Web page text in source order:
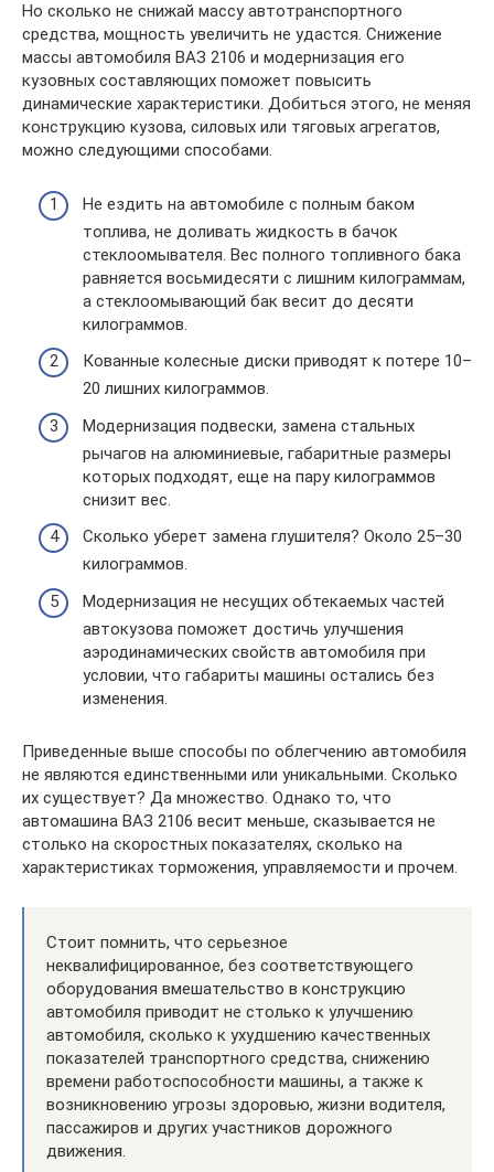
Но сколько не снижай массу автотранспортного
средства, мощность увеличить не удастся. Снижение
массы автомобиля ВАЗ 2106 и модернизация его
кузовных составляющих поможет повысить
динамические характеристики. Добиться этого, не меняя
конструкцию кузова, силовых или тяговых агрегатов,
можно следующими способами.
Не ездить на автомобиле с полным баком
топлива, не доливать жидкость в бачок
стеклоомывателя. Вес полного топливного бака
равняется восьмидесяти с лишним килограммам,
а стеклоомывающий бак весит до десяти
килограммов.
Кованные колесные диски приводят к потере 10–
20 лишних килограммов.
Модернизация подвески, замена стальных
рычагов на алюминиевые, габаритные размеры
которых подходят, еще на пару килограммов
снизит вес.
Сколько уберет замена глушителя? Около 25–30
килограммов.
Модернизация не несущих обтекаемых частей
автокузова поможет достичь улучшения
аэродинамических свойств автомобиля при
условии, что габариты машины остались без
изменения.
Приведенные выше способы по облегчению автомобиля
не являются единственными или уникальными. Сколько
их существует? Да множество. Однако то, что
автомашина ВАЗ 2106 весит меньше, сказывается не
столько на скоростных показателях, сколько на
характеристиках торможения, управляемости и прочем.
Стоит помнить, что серьезное
неквалифицированное, без соответствующего
оборудования вмешательство в конструкцию
автомобиля приводит не столько к улучшению
автомобиля, сколько к ухудшению качественных
показателей транспортного средства, снижению
времени работоспособности машины, а также к
возникновению угрозы здоровью, жизни водителя,
пассажиров и других участников дорожного
движения.